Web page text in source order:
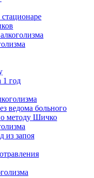
1 год
ведома больного
методу Шичко
из запоя